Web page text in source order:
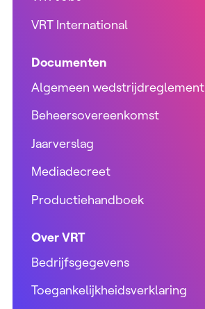
VRT International
Documenten
Algemeen wedstrijdreglement
Beheersovereenkomst
Jaarverslag
Mediadecreet
Productiehandboek
Over VRT
Bedrijfsgegevens
Toegankelijkheidsverklaring